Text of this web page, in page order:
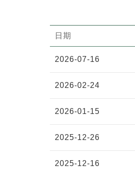
日期
2026-07-16
2026-02-24
2026-01-15
2025-12-26
2025-12-16